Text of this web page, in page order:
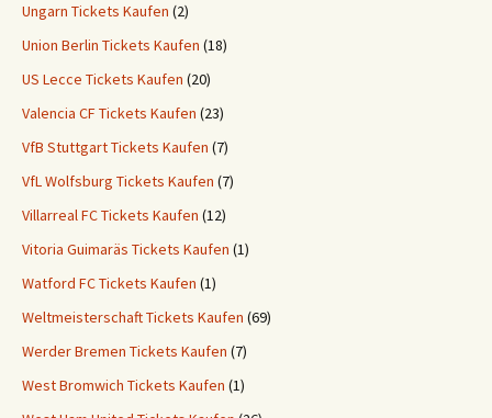
Ungarn Tickets Kaufen (2)
Union Berlin Tickets Kaufen (18)
US Lecce Tickets Kaufen (20)
Valencia CF Tickets Kaufen (23)
VfB Stuttgart Tickets Kaufen (7)
VfL Wolfsburg Tickets Kaufen (7)
Villarreal FC Tickets Kaufen (12)
Vitoria Guimaräs Tickets Kaufen (1)
Watford FC Tickets Kaufen (1)
Weltmeisterschaft Tickets Kaufen (69)
Werder Bremen Tickets Kaufen (7)
West Bromwich Tickets Kaufen (1)